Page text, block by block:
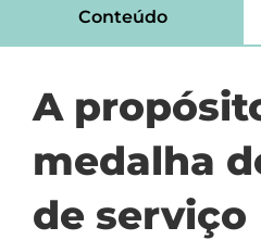
Conteúdo
A
medalha
de serviço